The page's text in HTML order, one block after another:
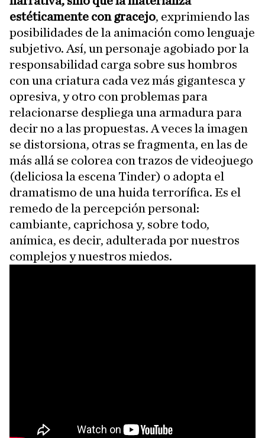
estéticamente con gracejo, exprimiendo las
posibilidades de la animación como lenguaje
subjetivo. Así, un personaje agobiado por la
responsabilidad carga sobre sus hombros
con una criatura cada vez más gigantesca y
opresiva, y otro con problemas para
relacionarse despliega una armadura para
decir no a las propuestas. A veces la imagen
se distorsiona, otras se fragmenta, en las de
más allá se colorea con trazos de videojuego
(deliciosa la escena Tinder) o adopta el
dramatismo de una huida terrorífica. Es el
remedo de la percepción personal:
cambiante, caprichosa y, sobre todo,
anímica, es decir, adulterada por nuestros
complejos y nuestros miedos.